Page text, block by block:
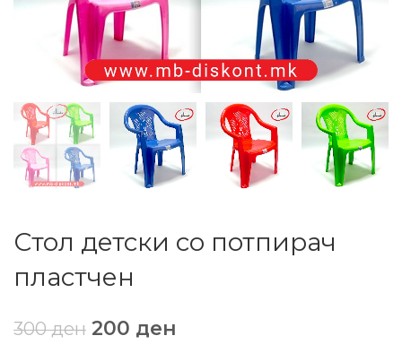
Стол детски со потпирач
пластчен
300ден 200 ден